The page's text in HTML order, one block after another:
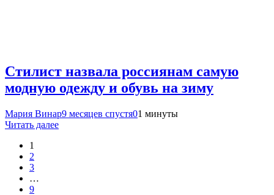
Стилист назвала россиянам самую
модную одежду и обувь на зиму
Мария Винар9 месяцев спустя01 минуты
Читать далее
1
2
3
…
9